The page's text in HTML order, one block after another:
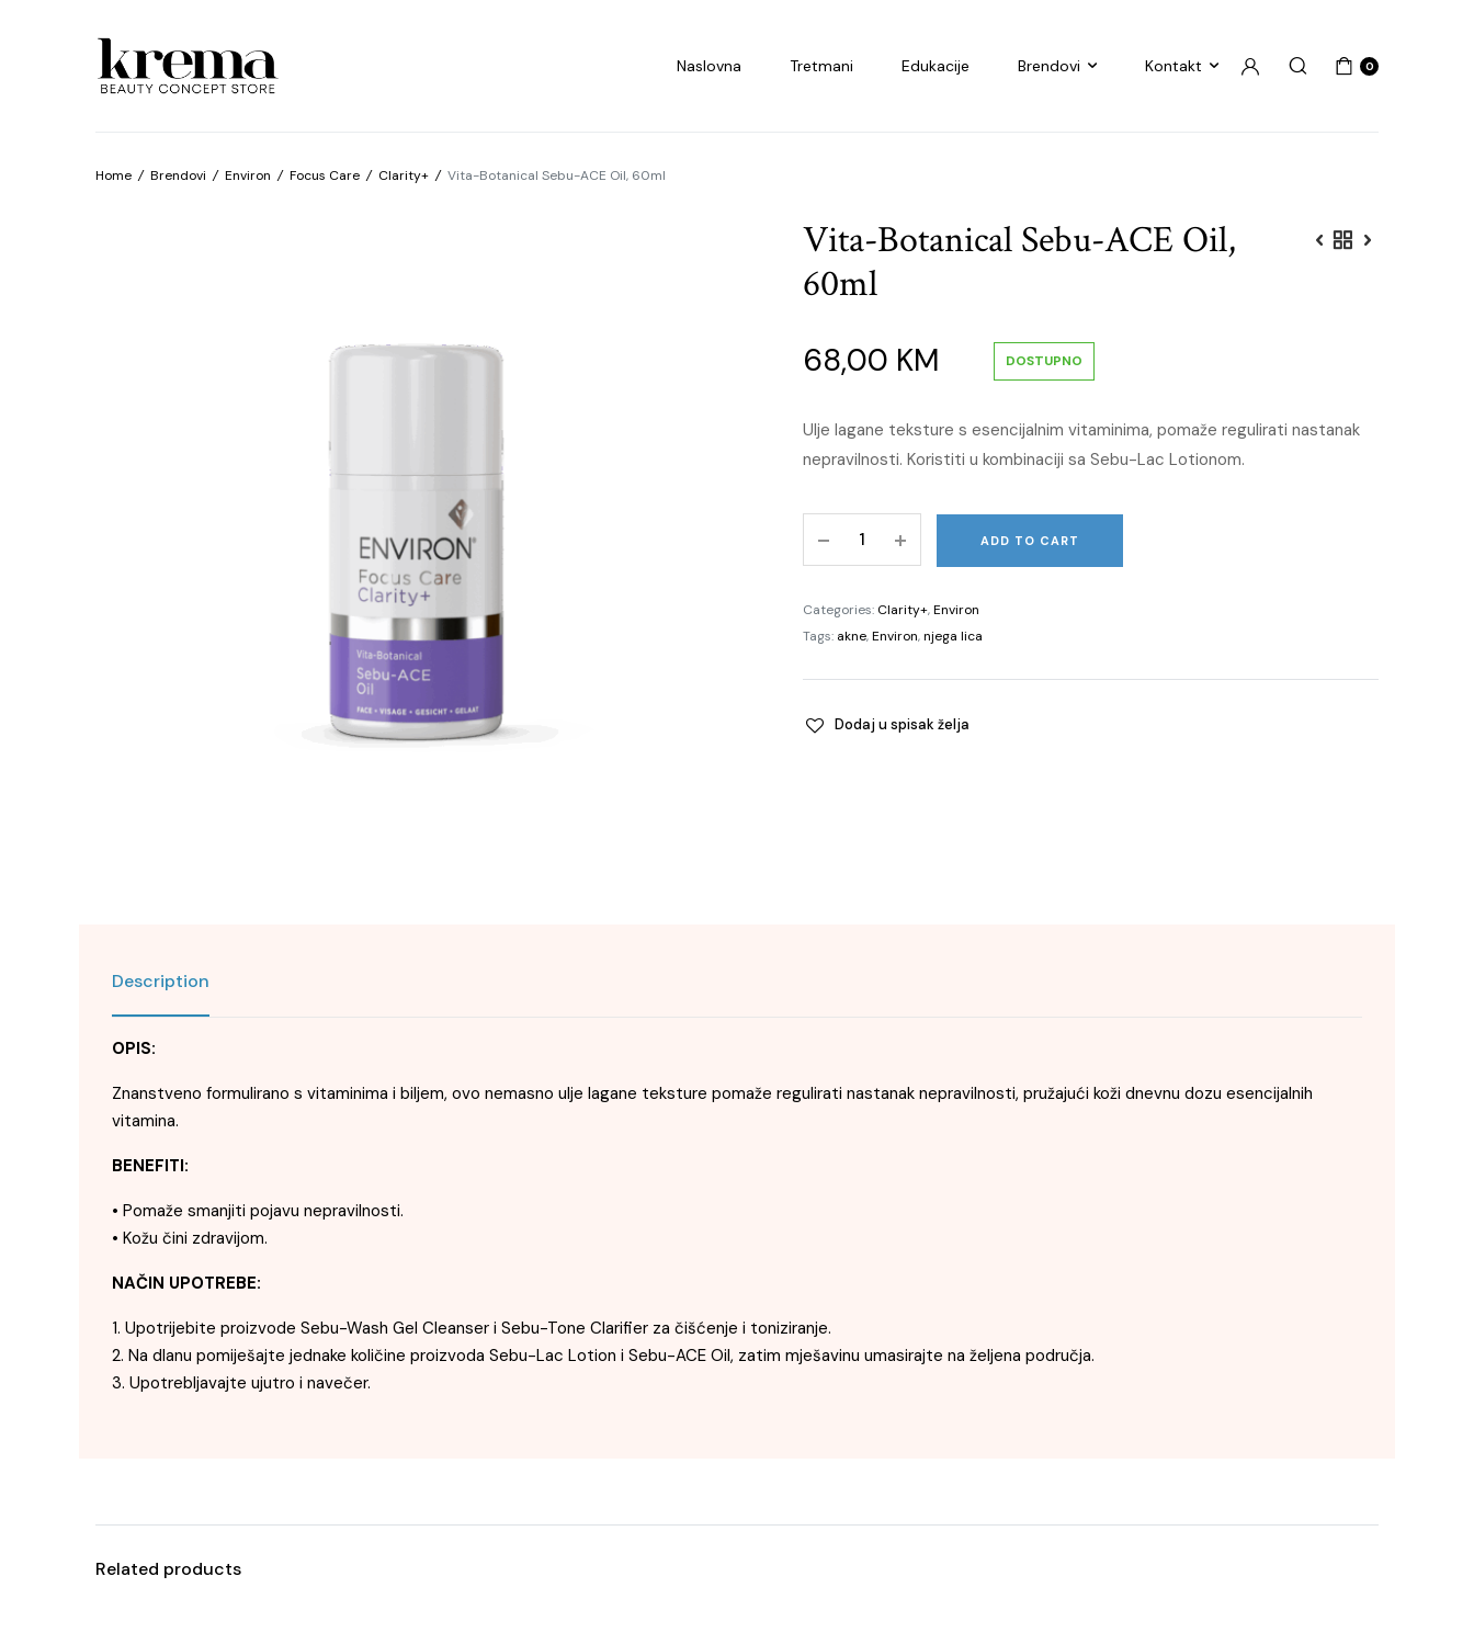
Naslovna Tretmani Edukacije Brendovi Kontakt 0
Home / Brendovi / Environ / Focus Care / Clarity+ / Vita-Botanical Sebu-ACE Oil, 60ml
Vita-Botanical Sebu-ACE Oil,
60ml
68,00 KM DOSTUPNO
Ulje lagane teksture s esencijalnim vitaminima, pomaže regulirati nastanak
nepravilnosti. Koristiti u kombinaciji sa Sebu-Lac Lotionom.
Botanical
ACE
Oil,
quantity
ADD TO CART
Categories: Clarity+,Environ
Tags: akne,Environ,njega lica
Dodaj u spisak želja
Description
OPIS:
Znanstveno formulirano s vitaminima i biljem, ovo nemasno ulje lagane teksture pomaže regulirati nastanak nepravilnosti, pružajući koži dnevnu dozu esencijalnih
vitamina.
BENEFITI:
• Pomaže smanjiti pojavu nepravilnosti.
• Kožu čini zdravijom.
NAČIN UPOTREBE:
1. Upotrijebite proizvode Sebu-Wash Gel Cleanser i Sebu-Tone Clarifier za čišćenje i toniziranje.
2. Na dlanu pomiješajte jednake količine proizvoda Sebu-Lac Lotion i Sebu-ACE Oil, zatim mješavinu umasirajte na željena područja.
3. Upotrebljavajte ujutro i navečer.
Related products